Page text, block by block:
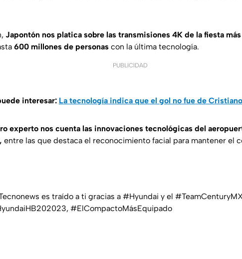
Japontón nos platica sobre las transmisiones 4K de la fiesta
600 millones de personas con la última tecnología.
PUBLICIDAD
interesar: La tecnología indica que el gol no fue de
experto nos cuenta las innovaciones tecnológicas del
entre las que destaca el reconocimiento facial para mantener el
es traído a ti gracias a #Hyundai y el
#ElCompactoMásEquipado